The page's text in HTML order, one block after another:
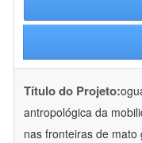
Título do Projeto:
antropológica da
nas fronteiras de mato